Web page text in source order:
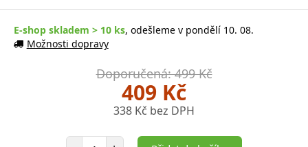
E-shop skladem > 10 ks, odešleme v pondělí 10. 08.
Možnosti dopravy
Doporučená: 499 Kč
409 Kč
338 Kč bez DPH
Počet položek